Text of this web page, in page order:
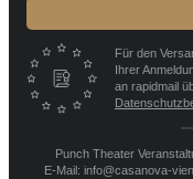
Für den
Ihrer
an rapidmail
Punch Theater
E-Mail: info@casanova-